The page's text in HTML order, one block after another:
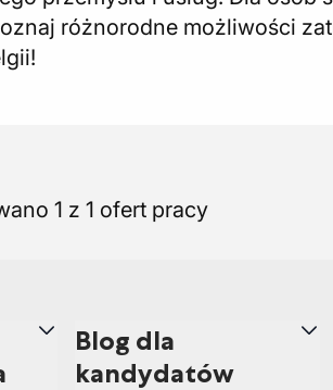
różnorodne możliwości
1 z 1 ofert pracy
Blog dla
kandydatów